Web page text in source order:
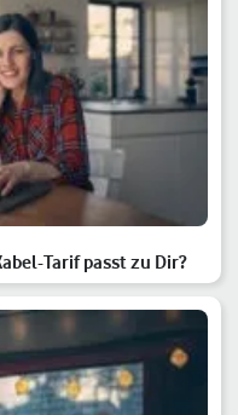
Tarif passt zu Dir?